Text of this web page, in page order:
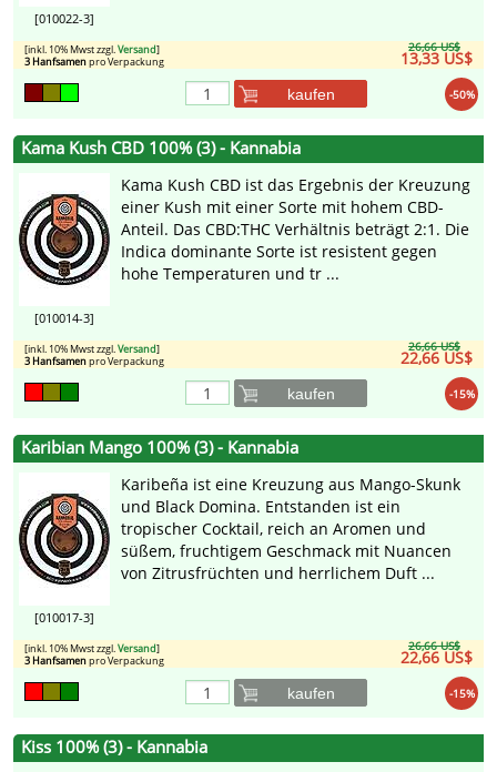
[010022-3]
26,66 US$
13,33 US$
[inkl. 10% Mwst zzgl.Versand]
3 Hanfsamenpro Verpackung
-50%
kaufen
Kama Kush CBD 100% (3) - Kannabia
[010014-3]
Kama Kush CBD ist das Ergebnis der Kreuzung
einer Kush mit einer Sorte mit hohem CBD-
Anteil. Das CBD:THC Verhältnis beträgt 2:1. Die
Indica dominante Sorte ist resistent gegen
hohe Temperaturen und tr ...
26,66 US$
22,66 US$
[inkl. 10% Mwst zzgl.Versand]
3 Hanfsamenpro Verpackung
-15%
kaufen
Karibian Mango 100% (3) - Kannabia
[010017-3]
Karibeña ist eine Kreuzung aus Mango-Skunk
und Black Domina. Entstanden ist ein
tropischer Cocktail, reich an Aromen und
süßem, fruchtigem Geschmack mit Nuancen
von Zitrusfrüchten und herrlichem Duft ...
26,66 US$
22,66 US$
[inkl. 10% Mwst zzgl.Versand]
3 Hanfsamenpro Verpackung
-15%
kaufen
Kiss 100% (3) - Kannabia